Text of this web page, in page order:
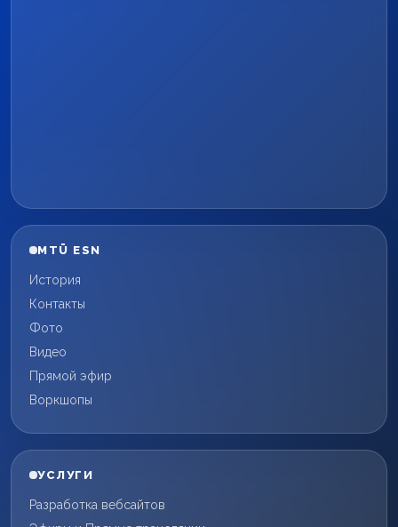
MTÜ ESN
История
Контакты
Фото
Видео
Прямой эфир
Воркшопы
УСЛУГИ
Разработка вебсайтов